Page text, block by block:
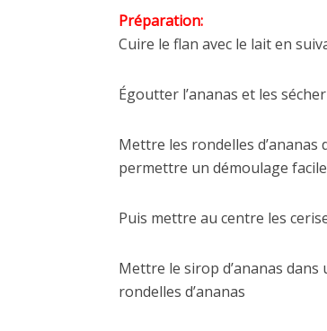
Préparation:
Cuire le flan avec le lait en
Égoutter l’ananas et les
Mettre les rondelles
permettre un démoulage facile
Puis mettre au centre les
Mettre le sirop d’ananas
rondelles d’ananas